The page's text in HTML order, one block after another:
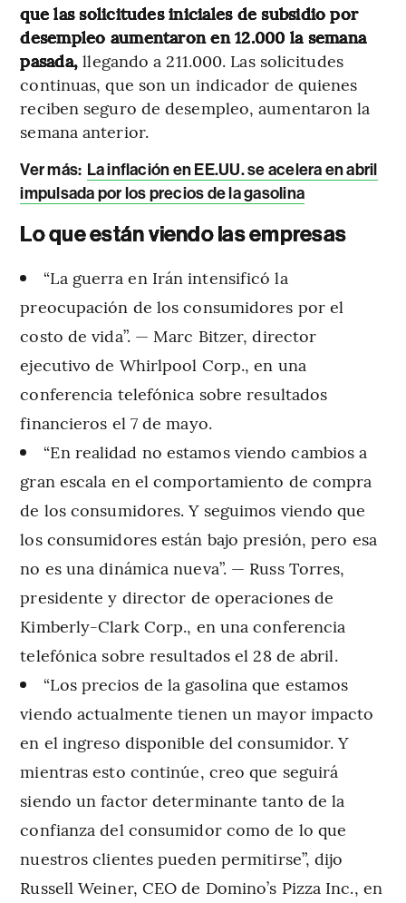
que las solicitudes iniciales de subsidio por
desempleo aumentaron en 12.000 la semana
pasada,llegando a 211.000. Las solicitudes
continuas, que son un indicador de quienes
reciben seguro de desempleo, aumentaron la
semana anterior.
Ver más: La inflación en EE.UU. se acelera en abril
impulsada por los precios de la gasolina
Lo que están viendo las empresas
“La guerra en Irán intensificó la
preocupación de los consumidores por el
costo de vida”. — Marc Bitzer, director
ejecutivo de Whirlpool Corp., en una
conferencia telefónica sobre resultados
financieros el 7 de mayo.
“En realidad no estamos viendo cambios a
gran escala en el comportamiento de compra
de los consumidores. Y seguimos viendo que
los consumidores están bajo presión, pero esa
no es una dinámica nueva”. — Russ Torres,
presidente y director de operaciones de
Kimberly-Clark Corp., en una conferencia
telefónica sobre resultados el 28 de abril.
“Los precios de la gasolina que estamos
viendo actualmente tienen un mayor impacto
en el ingreso disponible del consumidor. Y
mientras esto continúe, creo que seguirá
siendo un factor determinante tanto de la
confianza del consumidor como de lo que
nuestros clientes pueden permitirse”, dijo
Russell Weiner, CEO de Domino’s Pizza Inc., en